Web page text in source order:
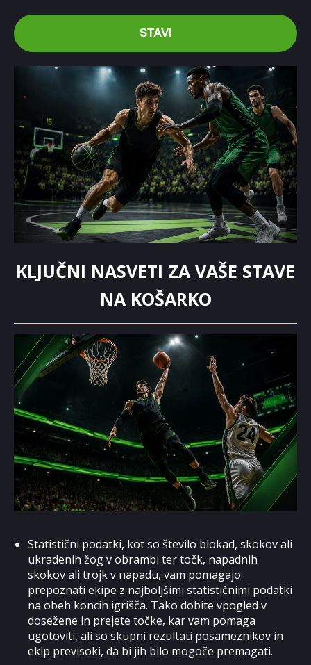
STAVI
KLJUČNI NASVETI ZA VAŠE STAVE
NA KOŠARKO
Statistični podatki, kot so število blokad, skokov ali
ukradenih žog v obrambi ter točk, napadnih
skokov ali trojk v napadu, vam pomagajo
prepoznati ekipe z najboljšimi statističnimi podatki
na obeh koncih igrišča. Tako dobite vpogled v
dosežene in prejete točke, kar vam pomaga
ugotoviti, ali so skupni rezultati posameznikov in
ekip previsoki, da bi jih bilo mogoče premagati.